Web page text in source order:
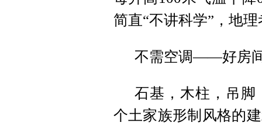
简直“不讲科学”，地
不需空调——好房
石基，木柱，吊
个土家族形制风格的